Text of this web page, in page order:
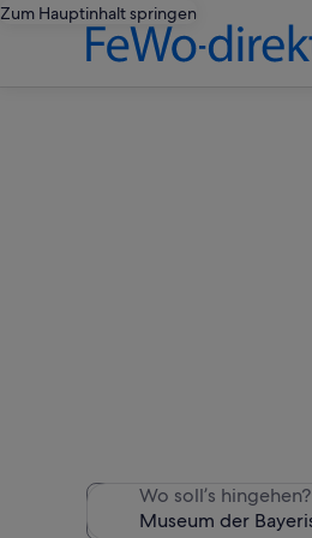
Zum Hauptinhalt springen
Wo soll’s hingehen?